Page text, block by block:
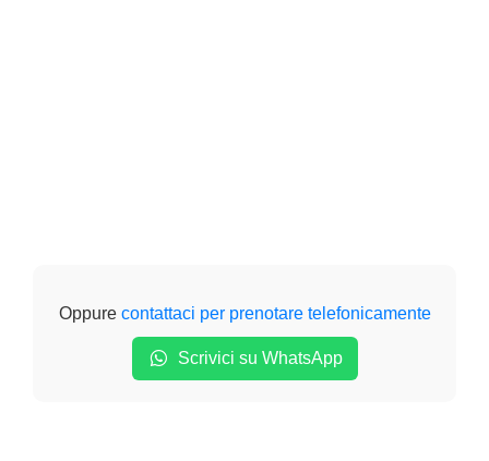
Oppure contattaci per prenotare telefonicamente
Scrivici su WhatsApp